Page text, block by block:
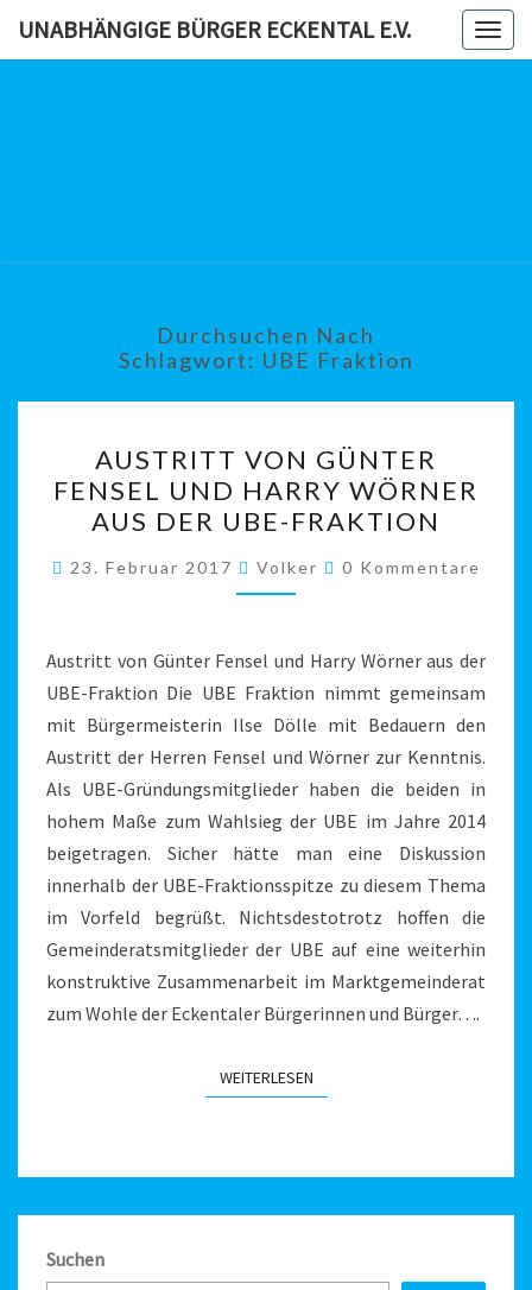
UNABHÄNGIGE BÜRGER ECKENTAL E.V.
Durchsuchen Nach
Schlagwort: UBE Fraktion
VON
GÜNTER
FENSEL
UND
HARRY
AUS
DER
UBE-
FRAKTION
AUSTRITT VON GÜNTER
FENSEL UND HARRY WÖRNER
AUS DER UBE-FRAKTION
23. Februar 2017 Volker Kommentare
0 Kommentare
Austritt von Günter Fensel und Harry Wörner aus der
UBE-Fraktion Die UBE Fraktion nimmt gemeinsam
mit Bürgermeisterin Ilse Dölle mit Bedauern den
Austritt der Herren Fensel und Wörner zur Kenntnis.
Als UBE-Gründungsmitglieder haben die beiden in
hohem Maße zum Wahlsieg der UBE im Jahre 2014
beigetragen. Sicher hätte man eine Diskussion
innerhalb der UBE-Fraktionsspitze zu diesem Thema
im Vorfeld begrüßt. Nichtsdestotrotz hoffen die
Gemeinderatsmitglieder der UBE auf eine weiterhin
konstruktive Zusammenarbeit im Marktgemeinderat
zum Wohle der Eckentaler Bürgerinnen und Bürger….
WEITERLESENWEITERLESEN
Suchen